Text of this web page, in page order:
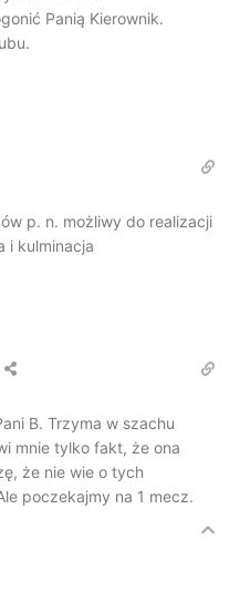
Panią Kierownik.
p. n. możliwy do realizacji
i kulminacja
B. Trzyma w szachu
mnie tylko fakt, że ona
że nie wie o tych
poczekajmy na 1 mecz.